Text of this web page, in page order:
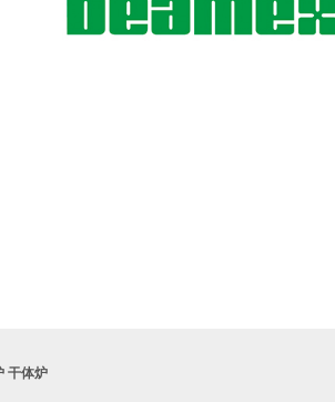
干体炉